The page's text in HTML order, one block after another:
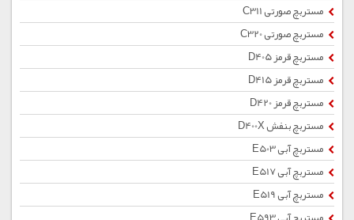
مستربچ صورتی C311
مستربچ صورتی C320
مستربچ قرمز D405
مستربچ قرمز D415
مستربچ قرمز D420
مستربچ بنفش D400X
مستربچ آبی E503
مستربچ آبی E517
مستربچ آبی E519